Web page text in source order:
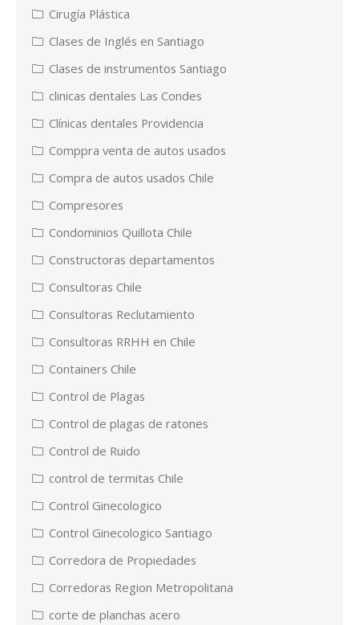
Cirugía Plástica
Clases de Inglés en Santiago
Clases de instrumentos Santiago
clinicas dentales Las Condes
Clínicas dentales Providencia
Comppra venta de autos usados
Compra de autos usados Chile
Compresores
Condominios Quillota Chile
Constructoras departamentos
Consultoras Chile
Consultoras Reclutamiento
Consultoras RRHH en Chile
Containers Chile
Control de Plagas
Control de plagas de ratones
Control de Ruido
control de termitas Chile
Control Ginecologico
Control Ginecologico Santiago
Corredora de Propiedades
Corredoras Region Metropolitana
corte de planchas acero